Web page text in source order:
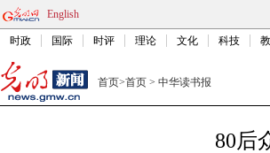
English
时政 国际 时评 理论 文化 科技
首页>首页 > 中华读书报
80后